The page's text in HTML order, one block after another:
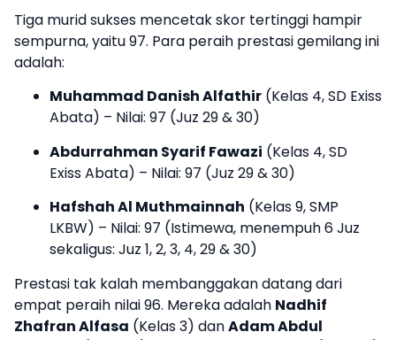
Tiga murid sukses mencetak skor tertinggi hampir
sempurna, yaitu 97. Para peraih prestasi gemilang ini
adalah:
Muhammad Danish Alfathir (Kelas 4, SD Exiss
Abata) – Nilai: 97 (Juz 29 & 30)
Abdurrahman Syarif Fawazi (Kelas 4, SD
Exiss Abata) – Nilai: 97 (Juz 29 & 30)
Hafshah Al Muthmainnah (Kelas 9, SMP
LKBW) – Nilai: 97 (Istimewa, menempuh 6 Juz
sekaligus: Juz 1, 2, 3, 4, 29 & 30)
Prestasi tak kalah membanggakan datang dari
empat peraih nilai 96. Mereka adalah Nadhif
Zhafran Alfasa (Kelas 3) danAdam Abdul